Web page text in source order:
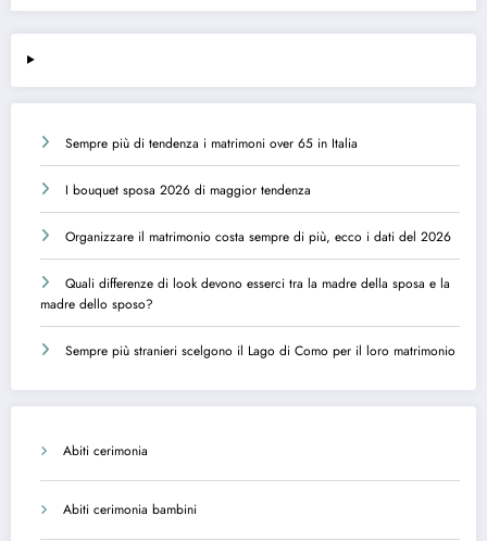
Sempre più di tendenza i matrimoni over 65 in Italia
I bouquet sposa 2026 di maggior tendenza
Organizzare il matrimonio costa sempre di più, ecco i dati del 2026
Quali differenze di look devono esserci tra la madre della sposa e la
madre dello sposo?
Sempre più stranieri scelgono il Lago di Como per il loro matrimonio
Abiti cerimonia
Abiti cerimonia bambini